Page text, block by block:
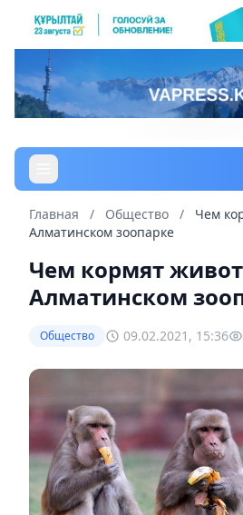
Главная / Общество /
Чем
Алматинском зоопарке
Чем кормят
Алматинском
Общество 09.02.2021, 15:36